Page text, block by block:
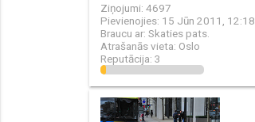
Ziņojumi: 4697
Pievienojies: 15 Jūn 2011, 12:18
Braucu ar: Skaties pats.
Atrašanās vieta: Oslo
Reputācija: 3